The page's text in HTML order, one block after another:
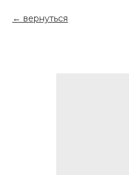
вернуться